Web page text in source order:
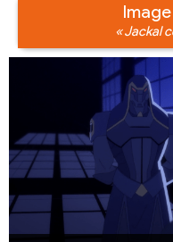
« Jackal